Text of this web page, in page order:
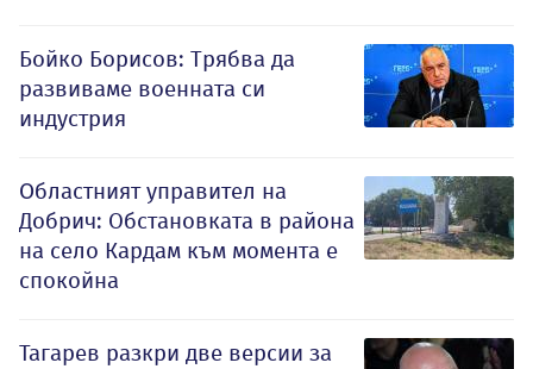
Бойко Борисов: Трябва да
развиваме военната си
индустрия
Oбластният управител на
Добрич: Обстановката в района
на село Кардам към момента е
спокойна
Тагарев разкри две версии за